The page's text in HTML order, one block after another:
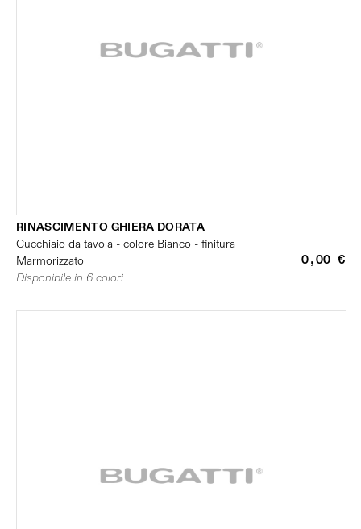
RINASCIMENTO GHIERA DORATA
Cucchiaio da tavola - colore Bianco - finitura
Marmorizzato
0,00 €
Disponibile in 6 colori